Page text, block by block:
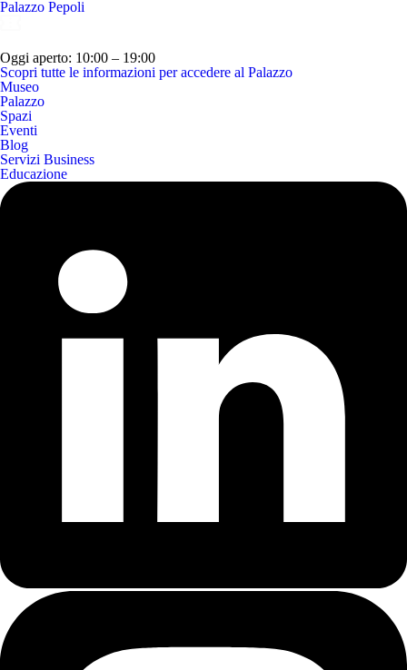
Palazzo Pepoli
Oggi aperto: 10:00 – 19:00
Scopri tutte le informazioni per accedere al Palazzo
Museo
Palazzo
Spazi
Eventi
Blog
Servizi Business
Educazione